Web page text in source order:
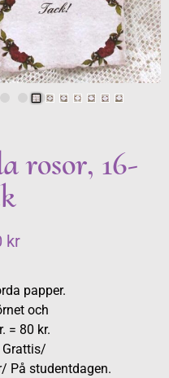
rosor, 16-
kr
papper.
och
= 80 kr.
Grattis/
På studentdagen.